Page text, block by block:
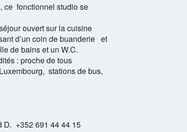
ce fonctionnel studio se
ouvert sur la cuisine
d’un coin de buanderie et
de bains et un W.C.
: proche de tous
stations de bus,
D. +352 691 44 44 15